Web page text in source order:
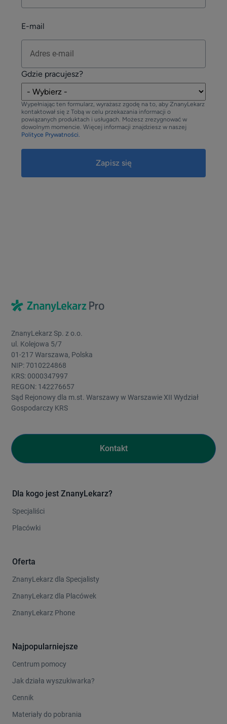
E-mail
Gdzie pracujesz?
Wypełniając ten formularz, wyrażasz zgodę na to, aby ZnanyLekarz
kontaktował się z Tobą w celu przekazania informacji o
powiązanych produktach i usługach. Możesz zrezygnować w
dowolnym momencie. Więcej informacji znajdziesz w naszej
Polityce Prywatności.
ZnanyLekarz Sp. z o.o.
ul. Kolejowa 5/7
01-217 Warszawa, Polska
NIP: 7010224868
KRS: 0000347997
REGON: 142276657
Sąd Rejonowy dla m.st. Warszawy w Warszawie XII Wydział
Gospodarczy KRS
Kontakt
Dla kogo jest ZnanyLekarz?
Specjaliści
Placówki
Oferta
ZnanyLekarz dla Specjalisty
ZnanyLekarz dla Placówek
ZnanyLekarz Phone
Najpopularniejsze
Centrum pomocy
Jak działa wyszukiwarka?
Cennik
Materiały do pobrania